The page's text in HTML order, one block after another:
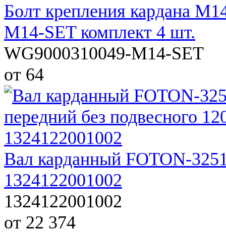
Болт крепления кардана
M14-SET комплект 4 шт.
WG9000310049-M14-SET
от 64
Вал карданный FOTON-
1324122001002
1324122001002
от 22 374